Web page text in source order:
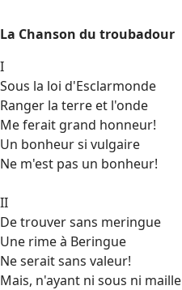
La Chanson du troubadour
I
Sous la loi d'Esclarmonde
Ranger la terre et l'onde
Me ferait grand honneur!
Un bonheur si vulgaire
Ne m'est pas un bonheur!
II
De trouver sans meringue
Une rime à Beringue
Ne serait sans valeur!
Mais, n'ayant ni sous ni maille